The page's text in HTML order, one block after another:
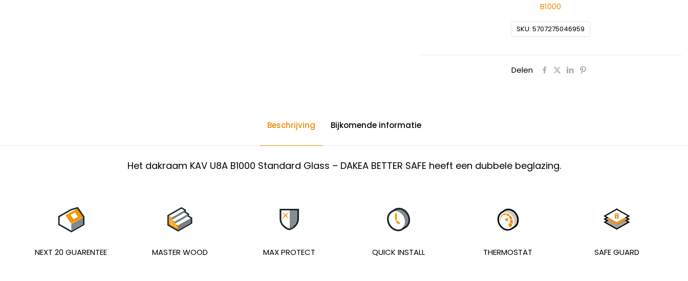
SKU: 5707275046959
B1000
Delen
Beschrijving Bijkomende informatie
Het dakraam KAV U8A B1000 Standard Glass – DAKEA BETTER SAFE heeft een dubbele beglazing.
NEXT 20 GUARENTEE MASTER WOOD MAX PROTECT QUICK INSTALL THERMOSTAT SAFE GUARD